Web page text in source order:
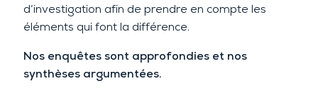
d’investigation afin de prendre en compte les
éléments qui font la différence.
Nos enquêtes sont approfondies et nos
synthèses argumentées.